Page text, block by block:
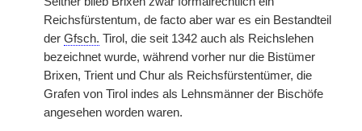
Reichsfürstentum, de facto aber war es ein Bestandteil
der Gfsch. Tirol, die seit 1342 auch als Reichslehen
bezeichnet wurde, während vorher nur die Bistümer
Brixen, Trient und Chur als Reichsfürstentümer, die
Grafen von Tirol indes als Lehnsmänner der Bischöfe
angesehen worden waren.